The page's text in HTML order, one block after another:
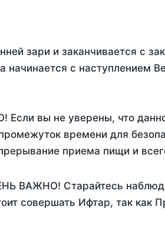
зари и заканчивается с
с наступлением
Если вы не уверены, что
времени для
приема пищи и
ВАЖНО! Старайтесь
совершать Ифтар, так как